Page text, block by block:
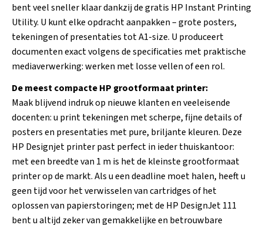
bent veel sneller klaar dankzij de gratis HP Instant Printing
Utility. U kunt elke opdracht aanpakken – grote posters,
tekeningen of presentaties tot A1-size. U produceert
documenten exact volgens de specificaties met praktische
mediaverwerking: werken met losse vellen of een rol.
De meest compacte HP grootformaat printer:
Maak blijvend indruk op nieuwe klanten en veeleisende
docenten: u print tekeningen met scherpe, fijne details of
posters en presentaties met pure, briljante kleuren. Deze
HP Designjet printer past perfect in ieder thuiskantoor:
met een breedte van 1 m is het de kleinste grootformaat
printer op de markt. Als u een deadline moet halen, heeft u
geen tijd voor het verwisselen van cartridges of het
oplossen van papierstoringen; met de HP DesignJet 111
bent u altijd zeker van gemakkelijke en betrouwbare